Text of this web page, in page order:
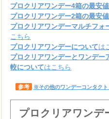
プロクリアワンデー4箱の最安値
プロクリアワンデー2箱の最安値
プロクリアワンデーマルチフォ
こちら
プロクリアワンデーについては
プロクリアワンデーとワンデー
較についてはこちら
参考 ※その他のワンデーコンタクト
プロクリアワンデ